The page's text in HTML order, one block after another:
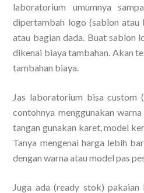
laboratorium umumnya
dipertambah logo (sablon
atau bagian dada. Buat sablon
dikenai biaya tambahan. Akan
tambahan biaya.
Jas laboratorium bisa custom
contohnya menggunakan
tangan gunakan karet, model
Tanya mengenai harga lebih
dengan warna atau model pas
Juga ada (ready stok)